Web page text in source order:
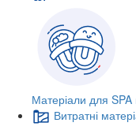
Матеріали для
Витратні